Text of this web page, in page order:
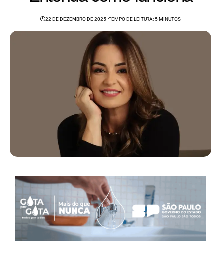
22 DE DEZEMBRO DE 2025 TEMPO DE LEITURA: 5 MINUTOS